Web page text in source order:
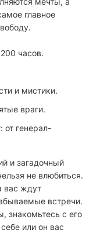
главное
часов.
и мистики.
враги.
от генерал-
и загадочный
не влюбиться.
вас ждут
встречи.
знакомьтесь с его
или он вас